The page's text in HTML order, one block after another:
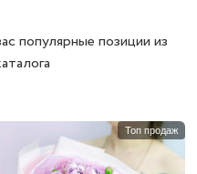
популярные позиции из
Топ продаж